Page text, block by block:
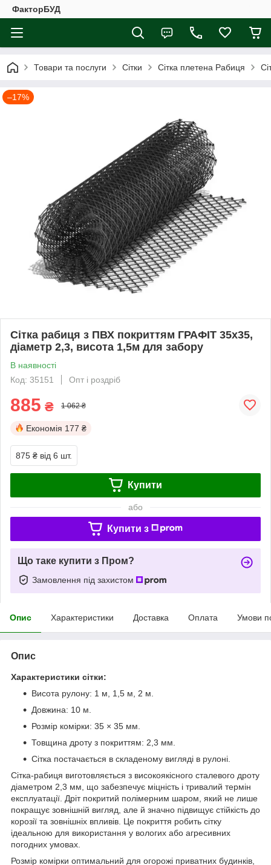
ФакторБУД
Товари та послуги Сітки Сітка плетена Рабиця
–17%
Сітка рабиця з ПВХ покриттям ГРАФІТ 35х35,
діаметр 2,3, висота 1,5м для забору
В наявності
Код: 35151
Опт і роздріб
885 ₴ 1 062 ₴
Економія 177 ₴
875 ₴ від 6 шт.
Купити
або
Купити з
Що таке купити з Пром?
Замовлення під захистом
Опис Характеристики Доставка Оплата Умови
Опис
Характеристики сітки:
Висота рулону: 1 м, 1,5 м, 2 м.
Довжина: 10 м.
Розмір комірки: 35 × 35 мм.
Товщина дроту з покриттям: 2,3 мм.
Сітка постачається в складеному вигляді в рулоні.
Сітка-рабиця виготовляється з високоякісного сталевого дроту
діаметром 2,3 мм, що забезпечує міцність і тривалий термін
експлуатації. Дріт покритий полімерним шаром, який не лише
покращує зовнішній вигляд, але й значно підвищує стійкість до
корозії та зовнішніх впливів. Це покриття робить сітку
ідеальною для використання у вологих або агресивних
погодних умовах.
Розмір комірки оптимальний для огорожі приватних будинків,